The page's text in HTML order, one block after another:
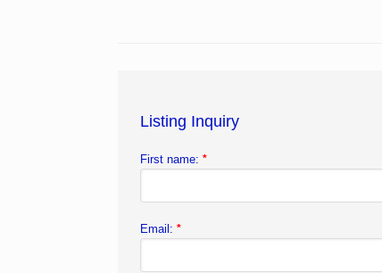
Listing Inquiry
First name: *
Email: *